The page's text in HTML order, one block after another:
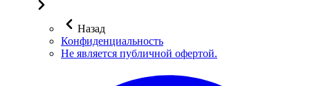
Назад
Конфиденциальность
Не является публичной офертой.